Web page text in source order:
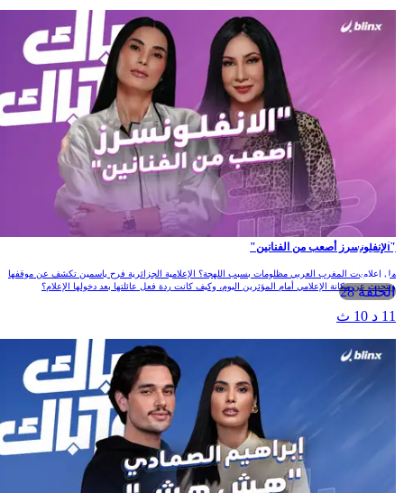
الحلقة 28
"الإنفلونسرز أصعب من الفنانين"
هل إعلاميات المغرب العربي مظلومات بسبب اللهجة؟ الإعلامية الجزائرية فرح ياسمين تكشف عن موقفها
وتتحدث عن مكانة الإعلامي أمام المؤثرين اليوم، وكيف كانت ردة فعل عائلتها بعد دخولها الإعلام؟
11 د 10 ث